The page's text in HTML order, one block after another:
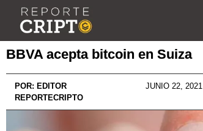
BBVA acepta bitcoin en Suiza
POR: EDITOR
REPORTECRIPTO
JUNIO 22, 2021